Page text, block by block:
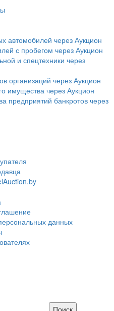
автомобилей через Аукцион
с пробегом через Аукцион
и спецтехники через
организаций через Аукцион
имущества через Аукцион
предприятий банкротов через
данных